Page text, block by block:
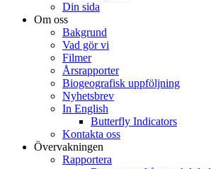
Din sida
Om oss
Bakgrund
Vad gör vi
Filmer
Årsrapporter
Biogeografisk uppföljning
Nyhetsbrev
In English
Butterfly Indicators
Kontakta oss
Övervakningen
Rapportera